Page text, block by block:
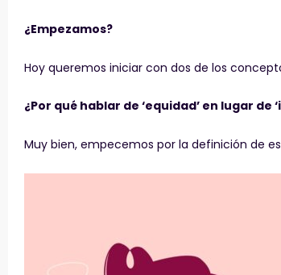
¿Empezamos?
Hoy queremos iniciar con dos de los
¿Por qué hablar de ‘equidad’ en lugar de
Muy bien, empecemos por la definición de